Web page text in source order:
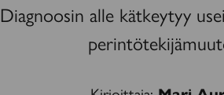
alle kätkeytyy